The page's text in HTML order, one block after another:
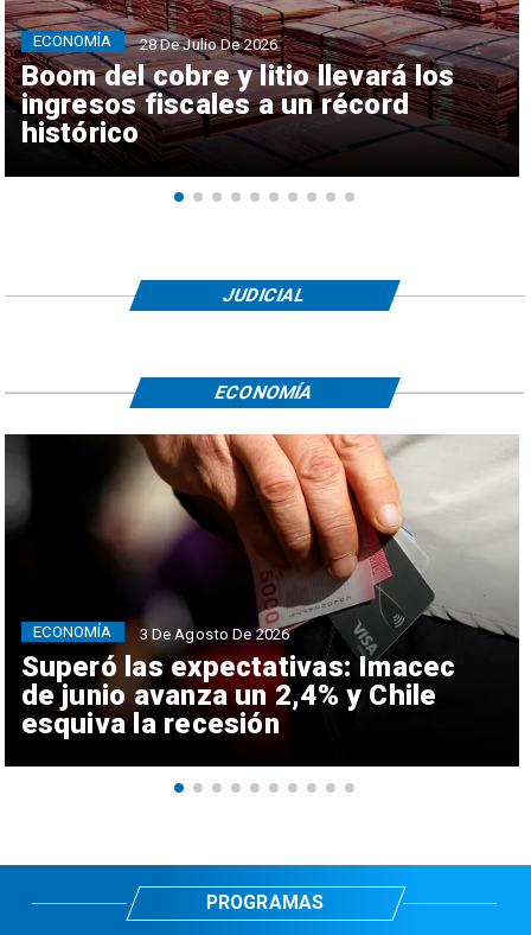
Boom del cobre y litio llevará los
ingresos fiscales a un récord
histórico
ECONOMÍA 28 De Julio De 2026
JUDICIAL
Superó las expectativas: Imacec
de junio avanza un 2,4% y Chile
esquiva la recesión
ECONOMÍA 3 De Agosto De 2026
ECONOMÍA
PROGRAMAS